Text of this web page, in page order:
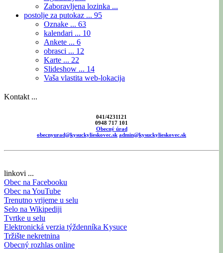
Zaboravljena lozinka ...
postolje za putokaz ... 95
Oznake ... 63
kalendari ... 10
Ankete ... 6
obrasci ... 12
Karte ... 22
Slideshow ... 14
Vaša vlastita web-lokacija
Kontakt ...
041/4231121
0948 717 101
Obecný úrad
obecnyurad@kysuckylieskovec.sk admin@kysuckylieskovec.sk
linkovi ...
Obec na Facebooku
Obec na YouTube
Trenutno vrijeme u selu
Selo na Wikipediji
Tvrtke u selu
Elektronická verzia týždenníka Kysuce
Tržište nekretnina
Obecný rozhlas online